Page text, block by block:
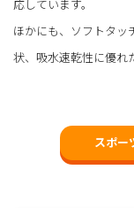
応しています。
ほかにも、ソフトタッ
状、吸水速乾性に優れ
スポー